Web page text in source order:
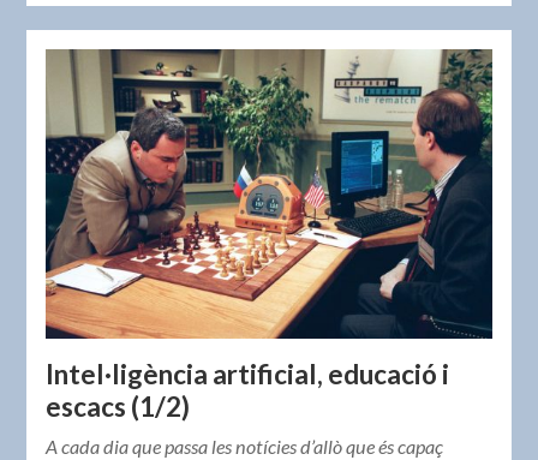
Intel·ligència artificial, educació i
escacs (1/2)
A cada dia que passa les notícies d’allò que és capaç